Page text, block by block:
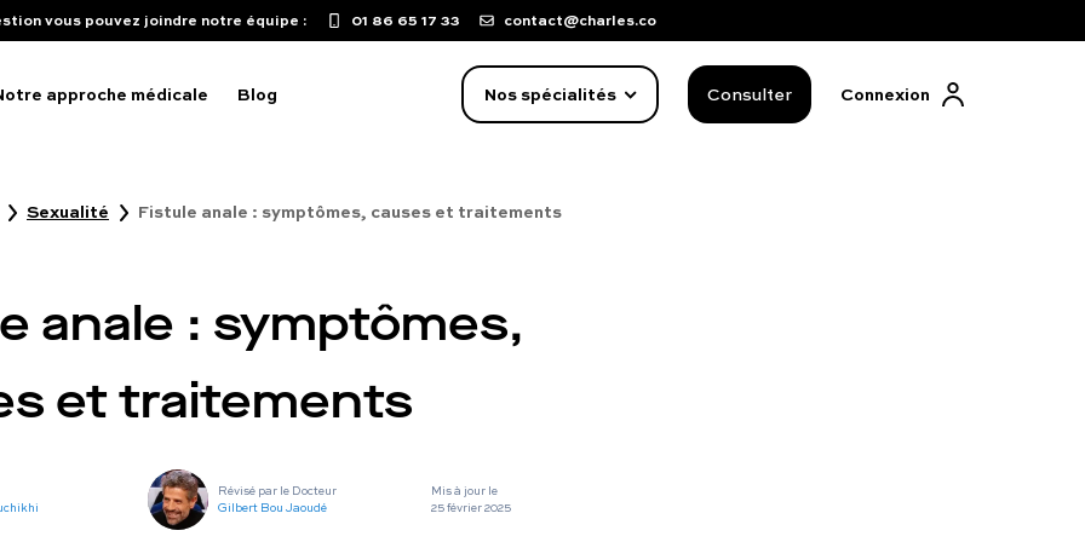
vous pouvez joindre notre équipe : 01 86 65 17 33 contact@charles.co
approche médicale Blog Nos spécialités Consulter Connexion
d'érection
de libido
sexuels
sur le pénis
Sexualité Fistule anale : symptômes, causes et traitements
anale : symptômes,
et traitements
Révisé par le Docteur
Gilbert Bou Jaoudé
Mis à jour le
25 février 2025